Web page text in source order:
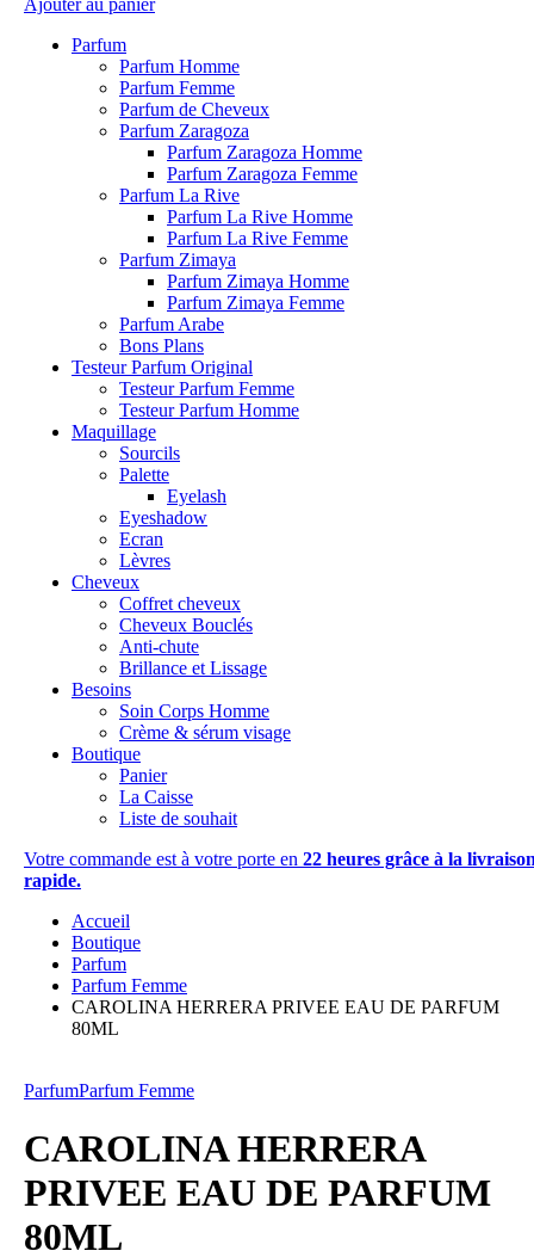
Parfum
Parfum Homme
Parfum Femme
Parfum de Cheveux
Parfum Zaragoza
Parfum Zaragoza Homme
Parfum Zaragoza Femme
Parfum La Rive
Parfum La Rive Homme
Parfum La Rive Femme
Parfum Zimaya
Parfum Zimaya Homme
Parfum Zimaya Femme
Parfum Arabe
Bons Plans
Testeur Parfum Original
Testeur Parfum Femme
Testeur Parfum Homme
Maquillage
Sourcils
Palette
Eyelash
Eyeshadow
Ecran
Lèvres
Cheveux
Coffret cheveux
Cheveux Bouclés
Anti-chute
Brillance et Lissage
Besoins
Soin Corps Homme
Crème & sérum visage
Boutique
Panier
La Caisse
Liste de souhait
Votre commande est à votre porte en 22 heures grâce à la
rapide.
Accueil
Boutique
Parfum
Parfum Femme
CAROLINA HERRERA PRIVEE EAU DE PARFUM
80ML
ParfumParfum Femme
CAROLINA HERRERA
PRIVEE EAU DE PARFUM
80ML